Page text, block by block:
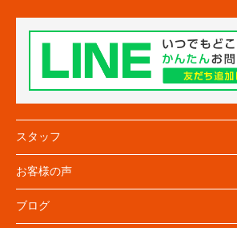
スタッフ
お客様の声
ブログ